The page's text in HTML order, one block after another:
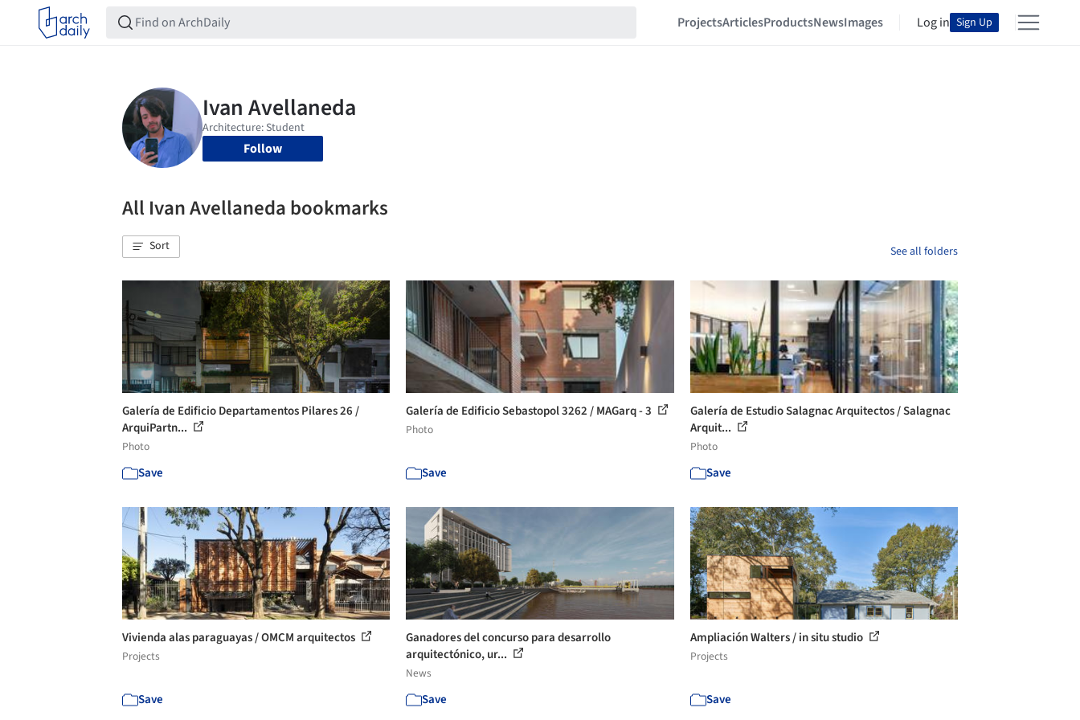
ProjectsArticlesProductsNewsImages Log in Sign Up
Follow
All Ivan Avellaneda bookmarks
Sort See all folders
Galería de Edificio Departamentos Pilares 26 /
ArquiPartn...
Photo
Save
Galería de Edificio Sebastopol 3262 / MAGarq - 3
Photo
Save
Galería de Estudio Salagnac Arquitectos / Salagnac
Arquit...
Photo
Save
Vivienda alas paraguayas / OMCM arquitectos
Projects
Save
Ganadores del concurso para desarrollo
arquitectónico, ur...
News
Save
Ampliación Walters / in situ studio
Projects
Save